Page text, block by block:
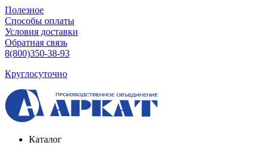
Полезное
Способы оплаты
Условия доставки
Обратная связь
8(800)350-38-93
Круглосуточно
Каталог